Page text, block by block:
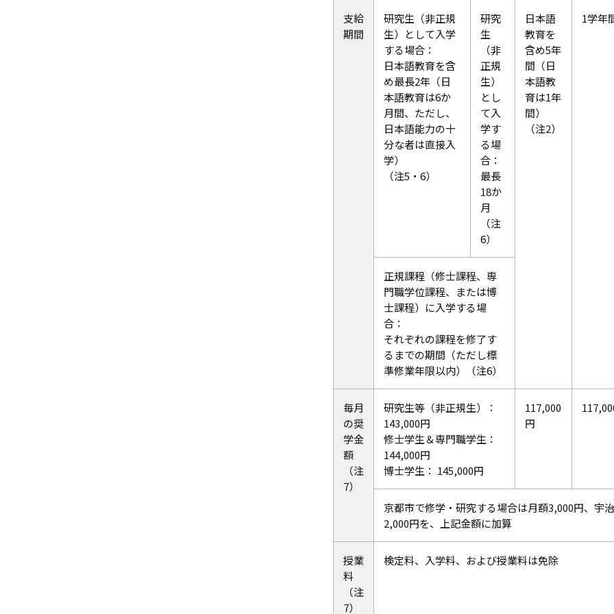
支給
期間
研究生（非正規
生）として入学
する場合：
日本語教育を含
め最長2年（日
本語教育は6か
月間、ただし、
日本語能力の十
分な者は直接入
学）
（注5・6）
研究
生
（非
正規
生）
とし
て入
学す
る場
合：
最長
18か
月
（注
6）
日本語
教育を
含め5年
間（日
本語教
育は1年
間）
（注2）
1学年
正規課程（修士課程、専
門職学位課程、または博
士課程）に入学する場
合：
それぞれの課程を修了す
るまでの期間（ただし標
準修業年限以内）（注6）
毎月
の奨
学金
額
（注
7）
研究生等（非正規生）：
143,000円
修士学生＆専門職学生：
144,000円
博士学生： 145,000円
117,000
円
京都市で修学・研究する場合は月額3,000円、宇
2,000円を、上記金額に加算
授業
料
（注
7）
検定料、入学料、および授業料は免除